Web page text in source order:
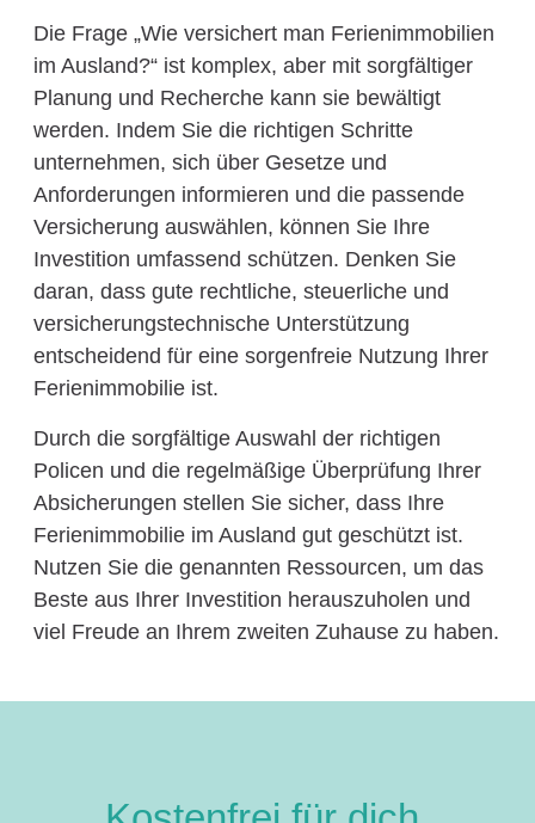
Die Frage „Wie versichert man Ferienimmobilien
im Ausland?“ ist komplex, aber mit sorgfältiger
Planung und Recherche kann sie bewältigt
werden. Indem Sie die richtigen Schritte
unternehmen, sich über Gesetze und
Anforderungen informieren und die passende
Versicherung auswählen, können Sie Ihre
Investition umfassend schützen. Denken Sie
daran, dass gute rechtliche, steuerliche und
versicherungstechnische Unterstützung
entscheidend für eine sorgenfreie Nutzung Ihrer
Ferienimmobilie ist.
Durch die sorgfältige Auswahl der richtigen
Policen und die regelmäßige Überprüfung Ihrer
Absicherungen stellen Sie sicher, dass Ihre
Ferienimmobilie im Ausland gut geschützt ist.
Nutzen Sie die genannten Ressourcen, um das
Beste aus Ihrer Investition herauszuholen und
viel Freude an Ihrem zweiten Zuhause zu haben.